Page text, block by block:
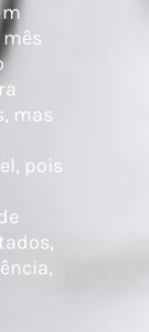
mas
pois